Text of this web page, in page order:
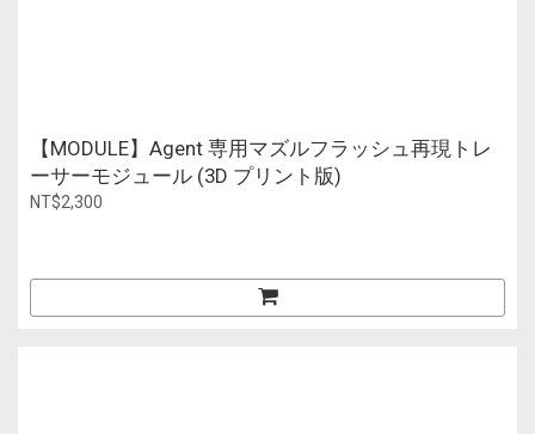
【MODULE】Agent 専用マズルフラッシュ再現トレ
ーサーモジュール (3D プリント版)
NT$2,300